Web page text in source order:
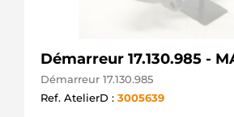
Démarreur 17.130.985 -
Démarreur 17.130.985
Ref. AtelierD : 3005639